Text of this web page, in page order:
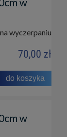
na wyczerpaniu
70,00 zł
do koszyka
w